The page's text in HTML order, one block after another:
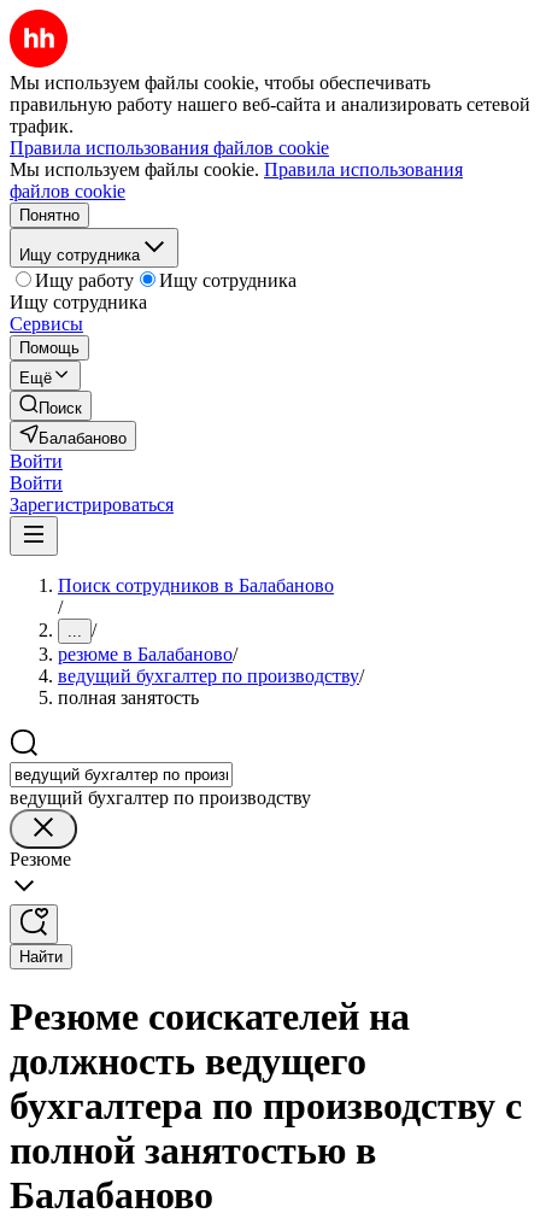
Мы используем файлы cookie, чтобы обеспечивать
правильную работу нашего веб-сайта и анализировать сетевой
трафик.
Правила использования файлов cookie
Мы используем файлы cookie. Правила использования
файлов cookie
Понятно
Ищу сотрудника
Ищу работу
Ищу сотрудника
Ищу сотрудника
Сервисы
Помощь
Ещё
Поиск
Балабаново
Войти
Войти
Зарегистрироваться
Поиск сотрудников в Балабаново
/
... /
резюме в Балабаново/
ведущий бухгалтер по производству/
полная занятость
ведущий бухгалтер по производству
Резюме
Найти
Резюме соискателей на
должность ведущего
бухгалтера по производству с
полной занятостью в
Балабаново